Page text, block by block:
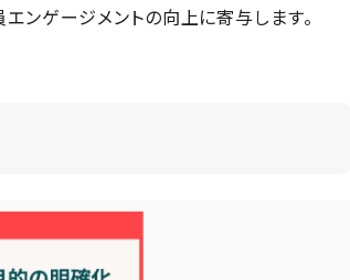
ンゲージメントの向上に寄与します。